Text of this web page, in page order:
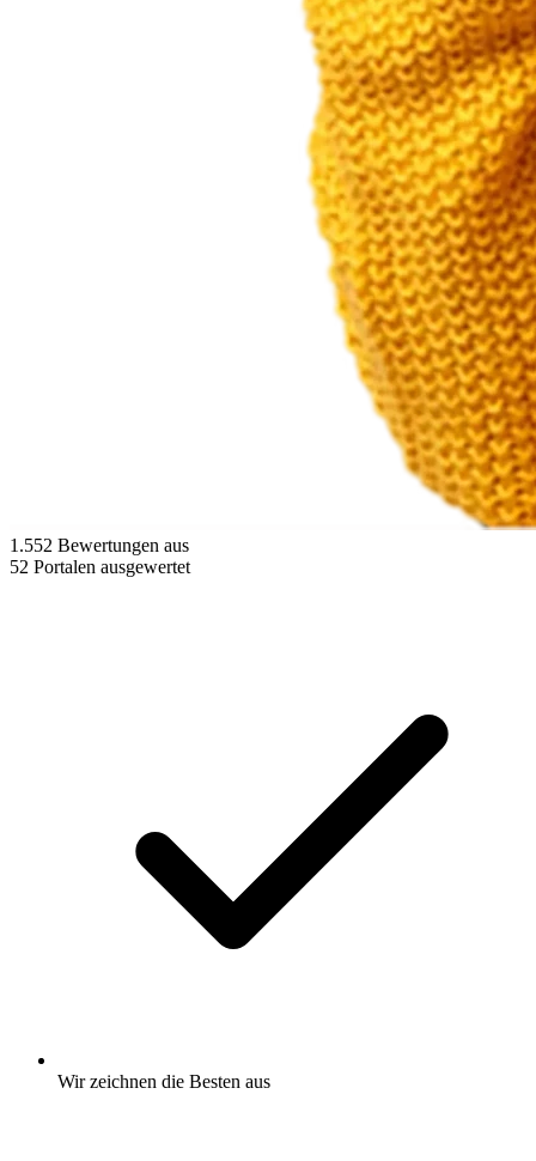
1.552 Bewertungen aus
52 Portalen ausgewertet
Wir zeichnen die Besten aus